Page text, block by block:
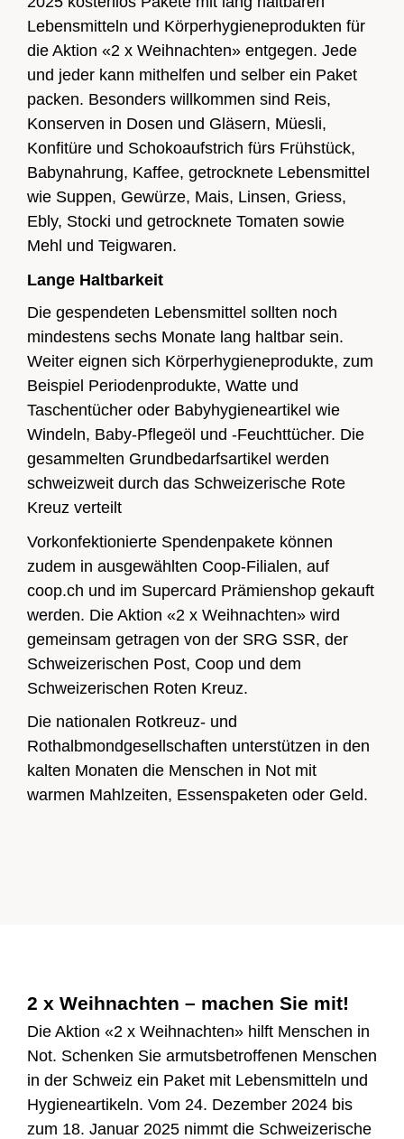
Zur Übersicht
Lebensmitteln und Körperhygieneprodukten für
die Aktion «2 x Weihnachten» entgegen. Jede
und jeder kann mithelfen und selber ein Paket
packen. Besonders willkommen sind Reis,
Konserven in Dosen und Gläsern, Müesli,
Konfitüre und Schokoaufstrich fürs Frühstück,
Babynahrung, Kaffee, getrocknete Lebensmittel
wie Suppen, Gewürze, Mais, Linsen, Griess,
Ebly, Stocki und getrocknete Tomaten sowie
Mehl und Teigwaren.
Lange Haltbarkeit
Die gespendeten Lebensmittel sollten noch
mindestens sechs Monate lang haltbar sein.
Weiter eignen sich Körperhygieneprodukte, zum
Beispiel Periodenprodukte, Watte und
Taschentücher oder Babyhygieneartikel wie
Windeln, Baby-Pflegeöl und -Feuchttücher. Die
gesammelten Grundbedarfsartikel werden
schweizweit durch das Schweizerische Rote
Kreuz verteilt
Vorkonfektionierte Spendenpakete können
zudem in ausgewählten Coop-Filialen, auf
coop.ch und im Supercard Prämienshop gekauft
werden. Die Aktion «2 x Weihnachten» wird
gemeinsam getragen von der SRG SSR, der
Schweizerischen Post, Coop und dem
Schweizerischen Roten Kreuz.
Die nationalen Rotkreuz- und
Rothalbmondgesellschaften unterstützen in den
kalten Monaten die Menschen in Not mit
warmen Mahlzeiten, Essenspaketen oder Geld.
2 x Weihnachten – machen Sie mit!
Die Aktion «2 x Weihnachten» hilft Menschen in
Not. Schenken Sie armutsbetroffenen Menschen
in der Schweiz ein Paket mit Lebensmitteln und
Hygieneartikeln. Vom 24. Dezember 2024 bis
zum 18. Januar 2025 nimmt die Schweizerische